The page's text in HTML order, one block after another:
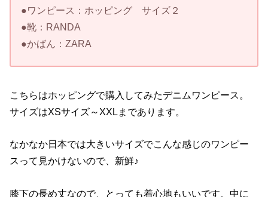
●ワンピース：ホッピング サイズ２
●靴：RANDA
●かばん：ZARA
こちらはホッピングで購入してみたデニムワンピース。
サイズはXSサイズ～XXLまであります。
なかなか日本では大きいサイズでこんな感じのワンピー
スって見かけないので、新鮮♪
膝下の長め丈なので、とっても着心地もいいです。中に